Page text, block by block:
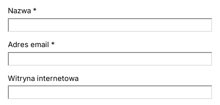
Nazwa *
Adres email *
Witryna internetowa